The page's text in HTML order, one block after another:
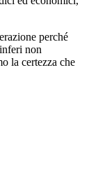
perché
non
la certezza che